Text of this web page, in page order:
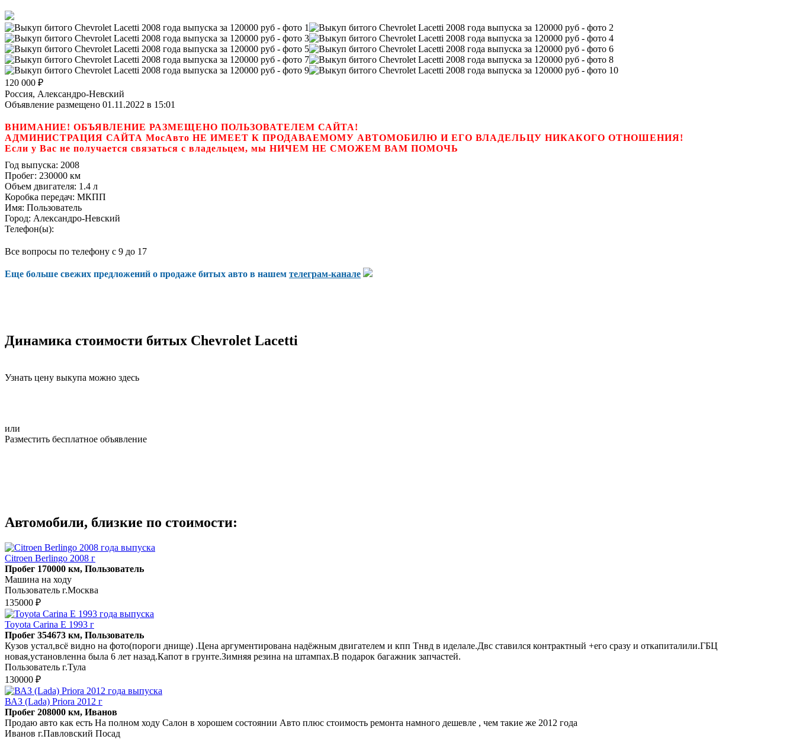
120 000 ₽
Россия, Александро-Невский
Объявление размещено 01.11.2022 в 15:01
ВНИМАНИЕ! ОБЪЯВЛЕНИЕ РАЗМЕЩЕНО ПОЛЬЗОВАТЕЛЕМ САЙТА!
АДМИНИСТРАЦИЯ САЙТА МосАвто НЕ ИМЕЕТ К ПРОДАВАЕМОМУ АВТОМОБИЛЮ И ЕГО ВЛАДЕЛЬЦУ НИКАКОГО ОТНОШЕНИЯ!
Если у Вас не получается связаться с владельцем, мы НИЧЕМ НЕ СМОЖЕМ ВАМ ПОМОЧЬ
Год выпуска: 2008
Пробег: 230000 км
Объем двигателя: 1.4 л
Коробка передач: МКПП
Имя: Пользователь
Город: Александро-Невский
Телефон(ы):
Все вопросы по телефону с 9 до 17
Еще больше свежих предложений о продаже битых авто в нашем телеграм-канале
Динамика стоимости битых Chevrolet Lacetti
Узнать цену выкупа можно здесь
или
Разместить бесплатное объявление
Автомобили, близкие по стоимости:
Citroen Berlingo 2008 г
Пробег 170000 км, Пользователь
Машина на ходу
Пользователь г.Москва
135000 ₽
Toyota Carina E 1993 г
Пробег 354673 км, Пользователь
Кузов устал,всё видно на фото(пороги днище) .Цена аргументирована надёжным двигателем и кпп Тнвд в иделале.Двс ставился контрактный +его сразу и откапиталили.ГБЦ
новая,установленна была 6 лет назад.Капот в грунте.Зимняя резина на штампах.В подарок багажник запчастей.
Пользователь г.Тула
130000 ₽
ВАЗ (Lada) Priora 2012 г
Пробег 208000 км, Иванов
Продаю авто как есть На полном ходу Салон в хорошем состоянии Авто плюс стоимость ремонта намного дешевле , чем такие же 2012 года
Иванов г.Павловский Посад